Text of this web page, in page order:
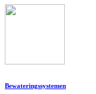
Bewateringssystemen